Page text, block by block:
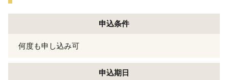
申込条件
何度も申し込み可
申込期日